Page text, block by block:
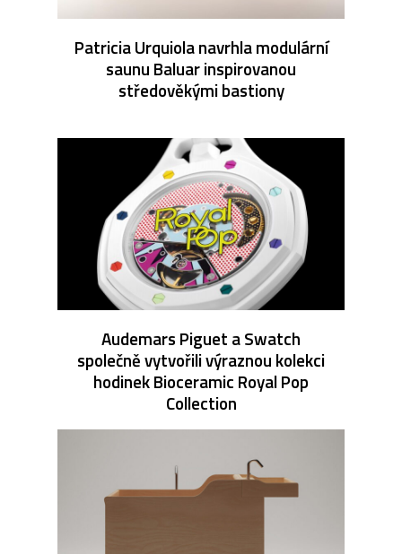
Patricia Urquiola navrhla modulární
saunu Baluar inspirovanou
středověkými bastiony
Audemars Piguet a Swatch
společně vytvořili výraznou kolekci
hodinek Bioceramic Royal Pop
Collection